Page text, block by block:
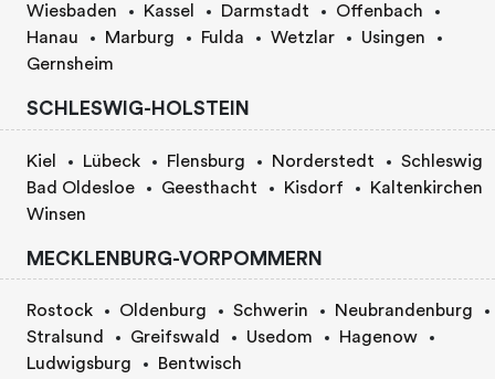
Wiesbaden Kassel Darmstadt
Offenbach
Hanau
Marburg Fulda Wetzlar
Usingen
Gernsheim
SCHLESWIG-HOLSTEIN
Kiel Lübeck Flensburg Norderstedt
Schleswig
Bad Oldesloe
Geesthacht Kisdorf
Kaltenkirchen
Winsen
MECKLENBURG-VORPOMMERN
Rostock Oldenburg Schwerin
Neubrandenburg
Stralsund
Greifswald Usedom
Hagenow
Ludwigsburg
Bentwisch